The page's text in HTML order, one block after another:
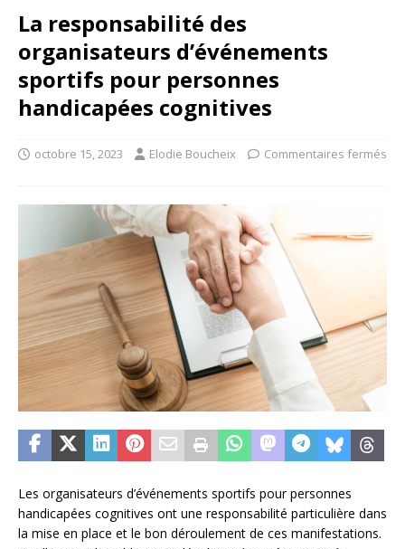
La responsabilité des
organisateurs d’événements
sportifs pour personnes
handicapées cognitives
octobre 15, 2023 Elodie Boucheix Commentaires fermés
Les organisateurs d’événements sportifs pour personnes
handicapées cognitives ont une responsabilité particulière dans
la mise en place et le bon déroulement de ces manifestations.